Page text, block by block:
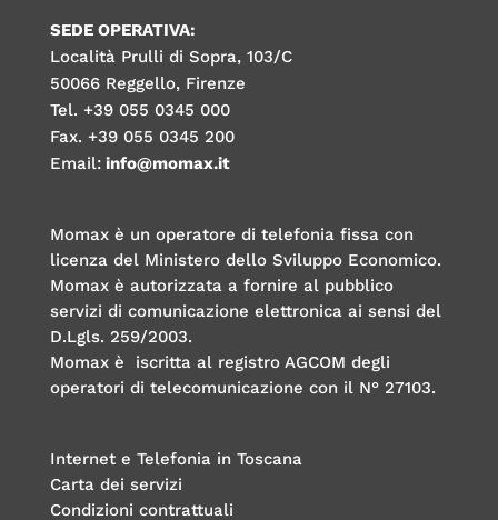
SEDE OPERATIVA:
Località Prulli di Sopra, 103/C
50066 Reggello, Firenze
Tel. +39 055 0345 000
Fax. +39 055 0345 200
Email: info@momax.it
Momax è un operatore di telefonia fissa con
licenza del Ministero dello Sviluppo Economico.
Momax è autorizzata a fornire al pubblico
servizi di comunicazione elettronica ai sensi del
D.Lgls. 259/2003.
Momax è iscritta al registro AGCOM degli
operatori di telecomunicazione con il N° 27103.
Internet e Telefonia in Toscana
Carta dei servizi
Condizioni contrattuali